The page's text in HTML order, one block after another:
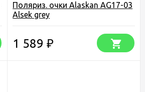
Поляриз. очки Alaskan AG17-03
Alsek grey
1 589₽